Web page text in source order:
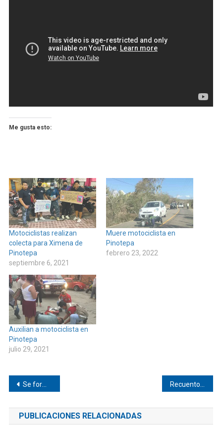
Me gusta esto:
Motociclistas realizan
colecta para Ximena de
Pinotepa
septiembre 6, 2021
Muere motociclista en
Pinotepa
febrero 23, 2022
Auxilian a motociclista en
Pinotepa
julio 29, 2021
Navegación
de
Se forma nueva alternancia en el distrito 22 de Pinotepa Nacional Recuentos de votos a la diputación local de Pinotepa Nacional
PUBLICACIONES RELACIONADAS